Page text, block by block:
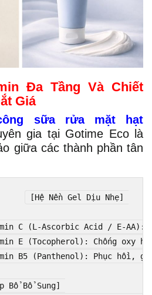
Đa Tầng Và Chiết
Giá
sữa rửa mặt hạt
gia tại Gotime Eco là
giữa các thành phần tân
[Hệ Nền Gel Dịu Nhẹ]
C (L-Ascorbic Acid / E-AA):
E (Tocopherol): Chống oxy
B5 (Panthenol): Phục hồi,
Bổ Bổ Sung]